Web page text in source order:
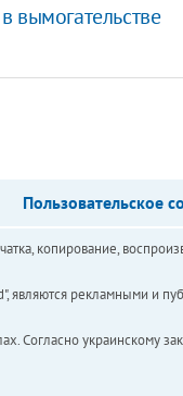
Пользовательское
копирование,
рекламными и
украинскому